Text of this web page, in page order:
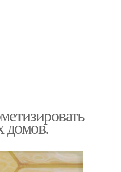
домов.